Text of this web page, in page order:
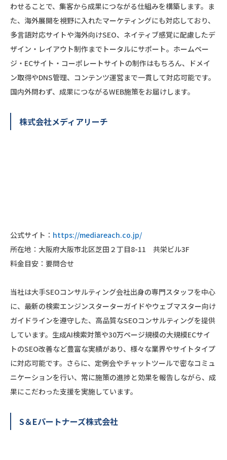
わせることで、集客から成果につながる仕組みを構築します。ま
た、海外展開を視野に入れたマーケティングにも対応しており、
多言語対応サイトや海外向けSEO、ネイティブ感覚に配慮したデ
ザイン・レイアウト制作までトータルにサポート。ホームペー
ジ・ECサイト・コーポレートサイトの制作はもちろん、ドメイ
ン取得やDNS管理、コンテンツ運営まで一貫して対応可能です。
国内外問わず、成果につながるWEB施策をお届けします。
株式会社メディアリーチ
公式サイト： https://mediareach.co.jp/
所在地：大阪府大阪市北区芝田２丁目8-11 共栄ビル3F
料金目安：要問合せ
当社は大手SEOコンサルティング会社出身の専門スタッフを中心
に、最新の検索エンジンスターターガイドやウェブマスター向け
ガイドラインを遵守した、高品質なSEOコンサルティングを提供
しています。生成AI検索対策や30万ページ規模の大規模ECサイ
トのSEO改善など豊富な実績があり、様々な業界やサイトタイプ
に対応可能です。さらに、定例会やチャットツールで密なコミュ
ニケーションを行い、常に施策の進捗と効果を報告しながら、成
果にこだわった支援を実施しています。
S＆Eパートナーズ株式会社